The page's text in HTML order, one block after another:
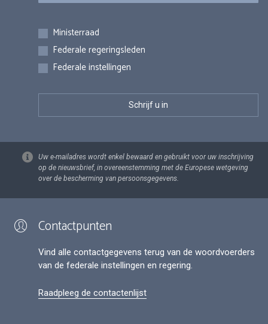
Inschrijvingen
Ministerraad
Federale regeringsleden
Federale instellingen
Uw e-mailadres wordt enkel bewaard en gebruikt voor uw inschrijving
op de nieuwsbrief, in overeenstemming met de Europese wetgeving
over de bescherming van persoonsgegevens.
Contactpunten
Vind alle contactgegevens terug van de woordvoerders
van de federale instellingen en regering.
Raadpleeg de contactenlijst